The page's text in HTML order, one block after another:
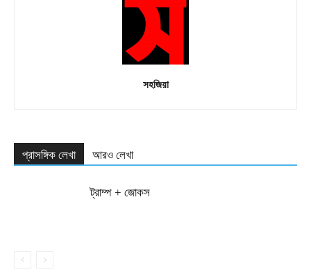
সহজিয়া
প্রাসঙ্গিক লেখা আরও লেখা
ট্রাম্প + জোকস